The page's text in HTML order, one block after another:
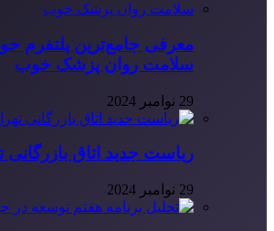
معرفی جامع‌ترین پلتفرم
سلامت روان پزشک خوب
29 نوامبر 2024
ریاست جدید اتاق بازرگانی
29 نوامبر 2024